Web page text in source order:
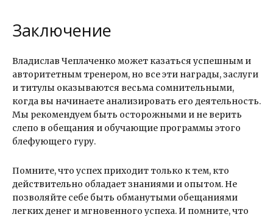
Заключение
Владислав Чеплаченко может казаться успешным и
авторитетным тренером, но все эти награды, заслуги
и титулы оказываются весьма сомнительными,
когда вы начинаете анализировать его деятельность.
Мы рекомендуем быть осторожными и не верить
слепо в обещания и обучающие программы этого
блефующего гуру.
Помните, что успех приходит только к тем, кто
действительно обладает знаниями и опытом. Не
позволяйте себе быть обманутыми обещаниями
легких денег и мгновенного успеха. И помните, что